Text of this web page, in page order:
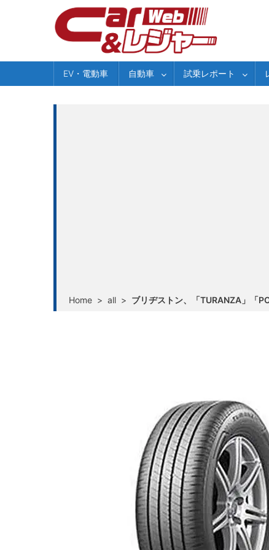
EV・電動車 自動車 試乗レポート
Home > all > ブリヂストン、「TURANZA」「